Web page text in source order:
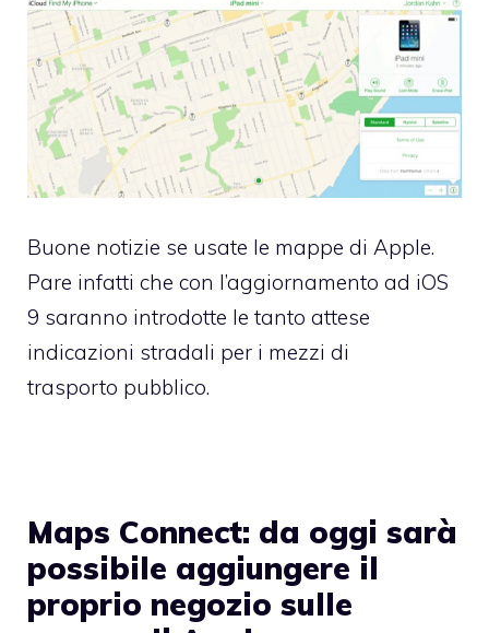
Buone notizie se usate le mappe di Apple.
Pare infatti che con l’aggiornamento ad iOS
9 saranno introdotte le tanto attese
indicazioni stradali per i mezzi di
trasporto pubblico.
Maps Connect: da oggi sarà
possibile aggiungere il
proprio negozio sulle